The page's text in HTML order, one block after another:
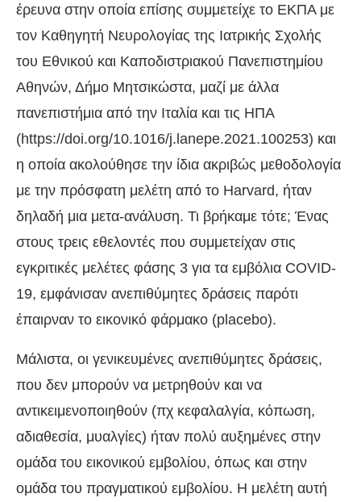
έρευνα στην οποία επίσης συμμετείχε το ΕΚΠΑ με
τον Καθηγητή Νευρολογίας της Ιατρικής Σχολής
του Εθνικού και Καποδιστριακού Πανεπιστημίου
Αθηνών, Δήμο Μητσικώστα, μαζί με άλλα
πανεπιστήμια από την Ιταλία και τις ΗΠΑ
(https://doi.org/10.1016/j.lanepe.2021.100253) και
η οποία ακολούθησε την ίδια ακριβώς μεθοδολογία
με την πρόσφατη μελέτη από το Harvard, ήταν
δηλαδή μια μετα-ανάλυση. Τι βρήκαμε τότε; Ένας
στους τρεις εθελοντές που συμμετείχαν στις
εγκριτικές μελέτες φάσης 3 για τα εμβόλια COVID-
19, εμφάνισαν ανεπιθύμητες δράσεις παρότι
έπαιρναν το εικονικό φάρμακο (placebo).
Μάλιστα, οι γενικευμένες ανεπιθύμητες δράσεις,
που δεν μπορούν να μετρηθούν και να
αντικειμενοποιηθούν (πχ κεφαλαλγία, κόπωση,
αδιαθεσία, μυαλγίες) ήταν πολύ αυξημένες στην
ομάδα του εικονικού εμβολίου, όπως και στην
ομάδα του πραγματικού εμβολίου. Η μελέτη αυτή